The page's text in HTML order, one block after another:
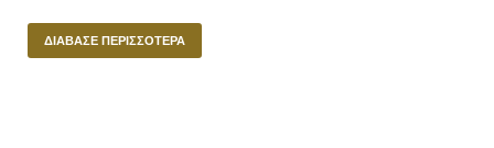
ΔΙΆΒΑΣΕ ΠΕΡΙΣΣΌΤΕΡΑ